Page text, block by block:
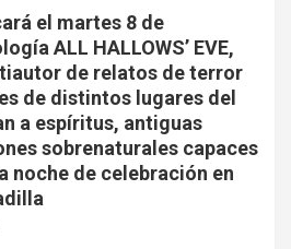
el martes 8 de
ALL HALLOWS’ EVE,
de relatos de terror
de distintos lugares del
a espíritus, antiguas
sobrenaturales capaces
noche de celebración en